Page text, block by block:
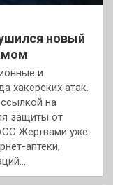
новый
и
хакерских атак.
на
защиты от
Жертвами уже
аптеки,